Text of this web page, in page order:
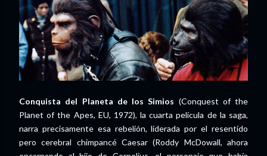
Conquista del Planeta de los Simios (Conquest of the
Planet of the Apes, EU, 1972), la cuarta película de la saga,
narra precisamente esa rebelión, liderada por el resentido
pero cerebral chimpancé Caesar (Roddy McDowall, ahora